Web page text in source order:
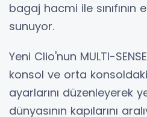
bagaj hacmi ile sınıfının
sunuyor.
Yeni Clio'nun MULTI-
konsol ve orta
ayarlarını düzenleyerek
dünyasının kapılarını